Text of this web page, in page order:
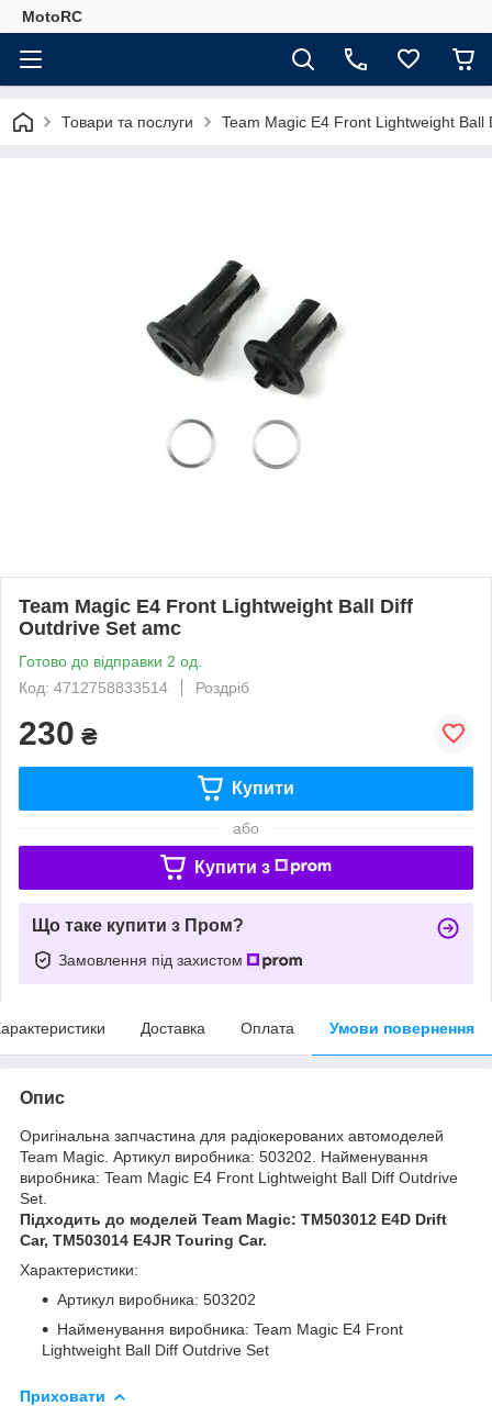
MotoRC
Товари та послуги Team Magic E4 Front Lightweight Ball
Team Magic E4 Front Lightweight Ball Diff
Outdrive Set amc
Готово до відправки 2 од.
Код: 4712758833514
Роздріб
230 ₴
Купити
або
Купити з
Що таке купити з Пром?
Замовлення під захистом
Доставка Оплата Умови повернення
Опис
Оригінальна запчастина для радіокерованих автомоделей
Team Magic. Артикул виробника: 503202. Найменування
виробника: Team Magic E4 Front Lightweight Ball Diff Outdrive
Set.
Підходить до моделей Team Magic: TM503012 E4D Drift
Car, TM503014 E4JR Touring Car.
Характеристики:
Артикул виробника: 503202
Найменування виробника: Team Magic E4 Front
Lightweight Ball Diff Outdrive Set
Приховати